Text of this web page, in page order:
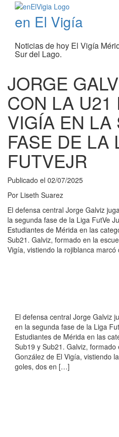
en El Vigía
Noticias de hoy El Vigía
Sur del Lago.
JORGE
CON LA U21
VIGÍA EN LA
FASE DE LA
FUTVEJR
Publicado el 02/07/2025
Por Liseth Suarez
El defensa central Jorge Galviz
la segunda fase de la Liga FutVe
Estudiantes de Mérida en las
Sub21. Galviz, formado en la
Vigía, vistiendo la rojiblanca
El defensa central Jorge Galviz
en la segunda fase de la Liga
Estudiantes de Mérida en las
Sub19 y Sub21. Galviz,
González de El Vigía, vistiendo
goles, dos en […]